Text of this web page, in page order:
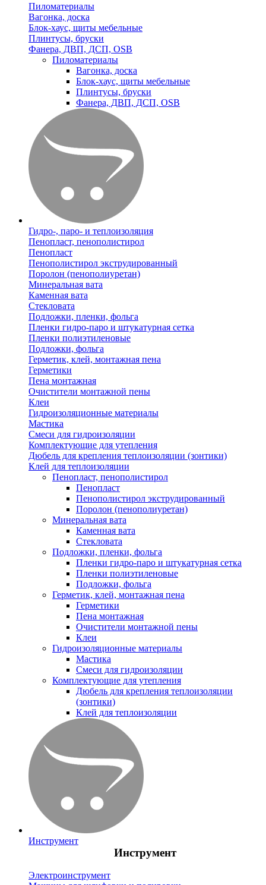
Пиломатериалы
Вагонка, доска
Блок-хаус, щиты мебельные
Плинтусы, бруски
Фанера, ДВП, ДСП, OSB
Пиломатериалы
Вагонка, доска
Блок-хаус, щиты мебельные
Плинтусы, бруски
Фанера, ДВП, ДСП, OSB
Гидро-, паро- и теплоизоляция
Пенопласт, пенополистирол
Пенопласт
Пенополистирол экструдированный
Поролон (пенополиуретан)
Минеральная вата
Каменная вата
Стекловата
Подложки, пленки, фольга
Пленки гидро-паро и штукатурная сетка
Пленки полиэтиленовые
Подложки, фольга
Герметик, клей, монтажная пена
Герметики
Пена монтажная
Очистители монтажной пены
Клеи
Гидроизоляционные материалы
Мастика
Смеси для гидроизоляции
Комплектующие для утепления
Дюбель для крепления теплоизоляции (зонтики)
Клей для теплоизоляции
Пенопласт, пенополистирол
Пенопласт
Пенополистирол экструдированный
Поролон (пенополиуретан)
Минеральная вата
Каменная вата
Стекловата
Подложки, пленки, фольга
Пленки гидро-паро и штукатурная сетка
Пленки полиэтиленовые
Подложки, фольга
Герметик, клей, монтажная пена
Герметики
Пена монтажная
Очистители монтажной пены
Клеи
Гидроизоляционные материалы
Мастика
Смеси для гидроизоляции
Комплектующие для утепления
Дюбель для крепления теплоизоляции
(зонтики)
Клей для теплоизоляции
Инструмент
Инструмент
Электроинструмент